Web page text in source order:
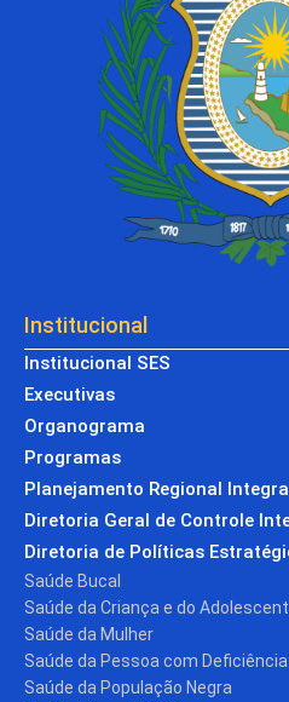
Institucional
Institucional SES
Executivas
Organograma
Programas
Planejamento Regional
Diretoria Geral de Controle
Diretoria de Políticas
Saúde Bucal
Saúde da Criança e do
Saúde da Mulher
Saúde da Pessoa com Deficiência
Saúde da População Negra